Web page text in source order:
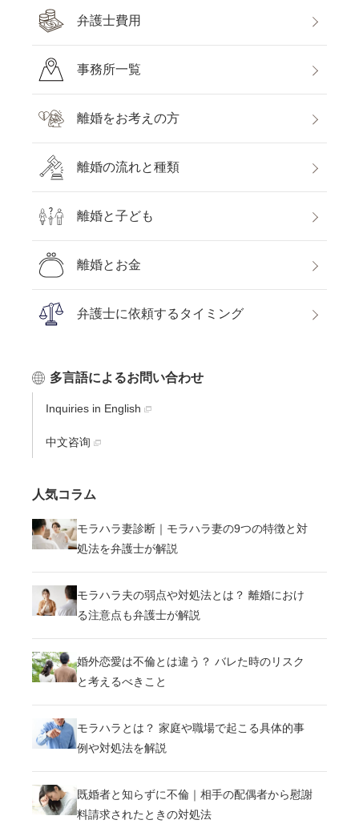
弁護士費用
事務所一覧
離婚をお考えの方
離婚の流れと種類
離婚と子ども
離婚とお金
弁護士に依頼するタイミング
多言語によるお問い合わせ
Inquiries in English
中文咨询
人気コラム
モラハラ妻診断｜モラハラ妻の9つの特徴と対
処法を弁護士が解説
モラハラ夫の弱点や対処法とは？ 離婚におけ
る注意点も弁護士が解説
婚外恋愛は不倫とは違う？ バレた時のリスク
と考えるべきこと
モラハラとは？ 家庭や職場で起こる具体的事
例や対処法を解説
既婚者と知らずに不倫｜相手の配偶者から慰謝
料請求されたときの対処法